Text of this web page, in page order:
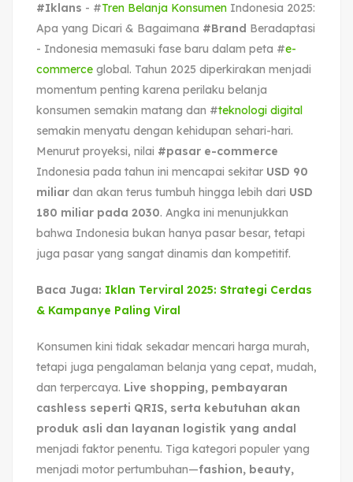
#Iklans - #Tren Belanja Konsumen Indonesia 2025:
Apa yang Dicari & Bagaimana #Brand Beradaptasi
- Indonesia memasuki fase baru dalam peta #e-
commerce global. Tahun 2025 diperkirakan menjadi
momentum penting karena perilaku belanja
konsumen semakin matang dan #teknologi digital
semakin menyatu dengan kehidupan sehari-hari.
Menurut proyeksi, nilai #pasar e-commerce
Indonesia pada tahun ini mencapai sekitar USD 90
miliar dan akan terus tumbuh hingga lebih dari USD
180 miliar pada 2030. Angka ini menunjukkan
bahwa Indonesia bukan hanya pasar besar, tetapi
juga pasar yang sangat dinamis dan kompetitif.
Baca Juga: Iklan Terviral 2025: Strategi Cerdas
& Kampanye Paling Viral
Konsumen kini tidak sekadar mencari harga murah,
tetapi juga pengalaman belanja yang cepat, mudah,
dan terpercaya. Live shopping, pembayaran
cashless seperti QRIS, serta kebutuhan akan
produk asli dan layanan logistik yang andal
menjadi faktor penentu. Tiga kategori populer yang
menjadi motor pertumbuhan—fashion, beauty,